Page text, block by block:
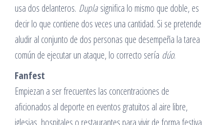
usa dos delanteros. Duplasignifica lo mismo que doble, es
decir lo que contiene dos veces una cantidad. Si se pretende
aludir al conjunto de dos personas que desempeña la tarea
común de ejecutar un ataque, lo correcto sería dúo.
Fanfest
Empiezan a ser frecuentes las concentraciones de
aficionados al deporte en eventos gratuitos al aire libre,
iglesias, hospitales o restaurantes para vivir de forma festiva